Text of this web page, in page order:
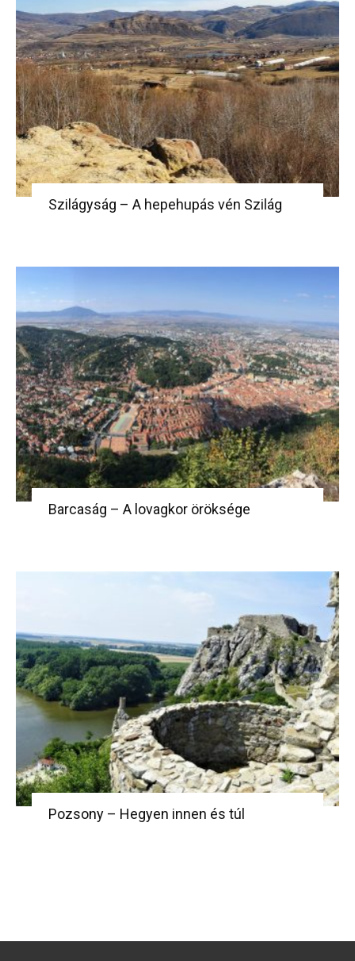
Szilágyság – A hepehupás vén Szilág
Barcaság – A lovagkor öröksége
Pozsony – Hegyen innen és túl